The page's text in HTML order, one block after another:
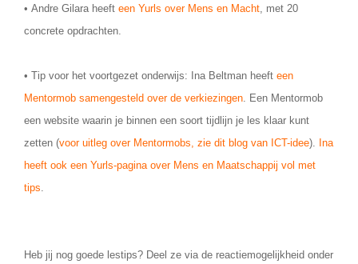
• Andre Gilara heeft een Yurls over Mens en Macht, met 20
concrete opdrachten.
• Tip voor het voortgezet onderwijs: Ina Beltman heeft een
Mentormob samengesteld over de verkiezingen. Een Mentormob
een website waarin je binnen een soort tijdlijn je les klaar kunt
zetten (voor uitleg over Mentormobs, zie dit blog van ICT-idee). Ina
heeft ook een Yurls-pagina over Mens en Maatschappij vol met
tips.
Heb jij nog goede lestips? Deel ze via de reactiemogelijkheid onder